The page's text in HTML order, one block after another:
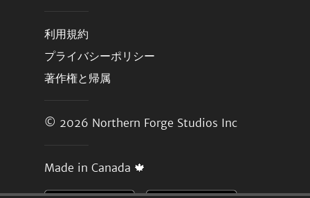
利用規約
プライバシーポリシー
著作権と帰属
© 2026 Northern Forge Studios Inc
Made in Canada 🍁